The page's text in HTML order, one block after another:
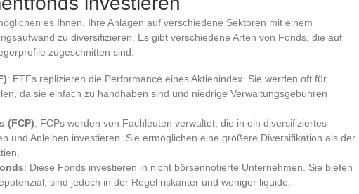
es Ihnen, Ihre Anlagen auf verschiedene Sektoren mit einem
zu diversifizieren. Es gibt verschiedene Arten von Fonds, die auf
zugeschnitten sind.
: ETFs replizieren die Performance eines Aktienindex. Sie werden oft für
da sie einfach zu handhaben sind und niedrige Verwaltungsgebühren
(FCP): FCPs werden von Fachleuten verwaltet, die in ein diversifiziertes
und Anleihen investieren. Sie ermöglichen eine größere Diversifikation als der
: Diese Fonds investieren in nicht börsennotierte Unternehmen. Sie bieten
sind jedoch in der Regel riskanter und weniger liquide.